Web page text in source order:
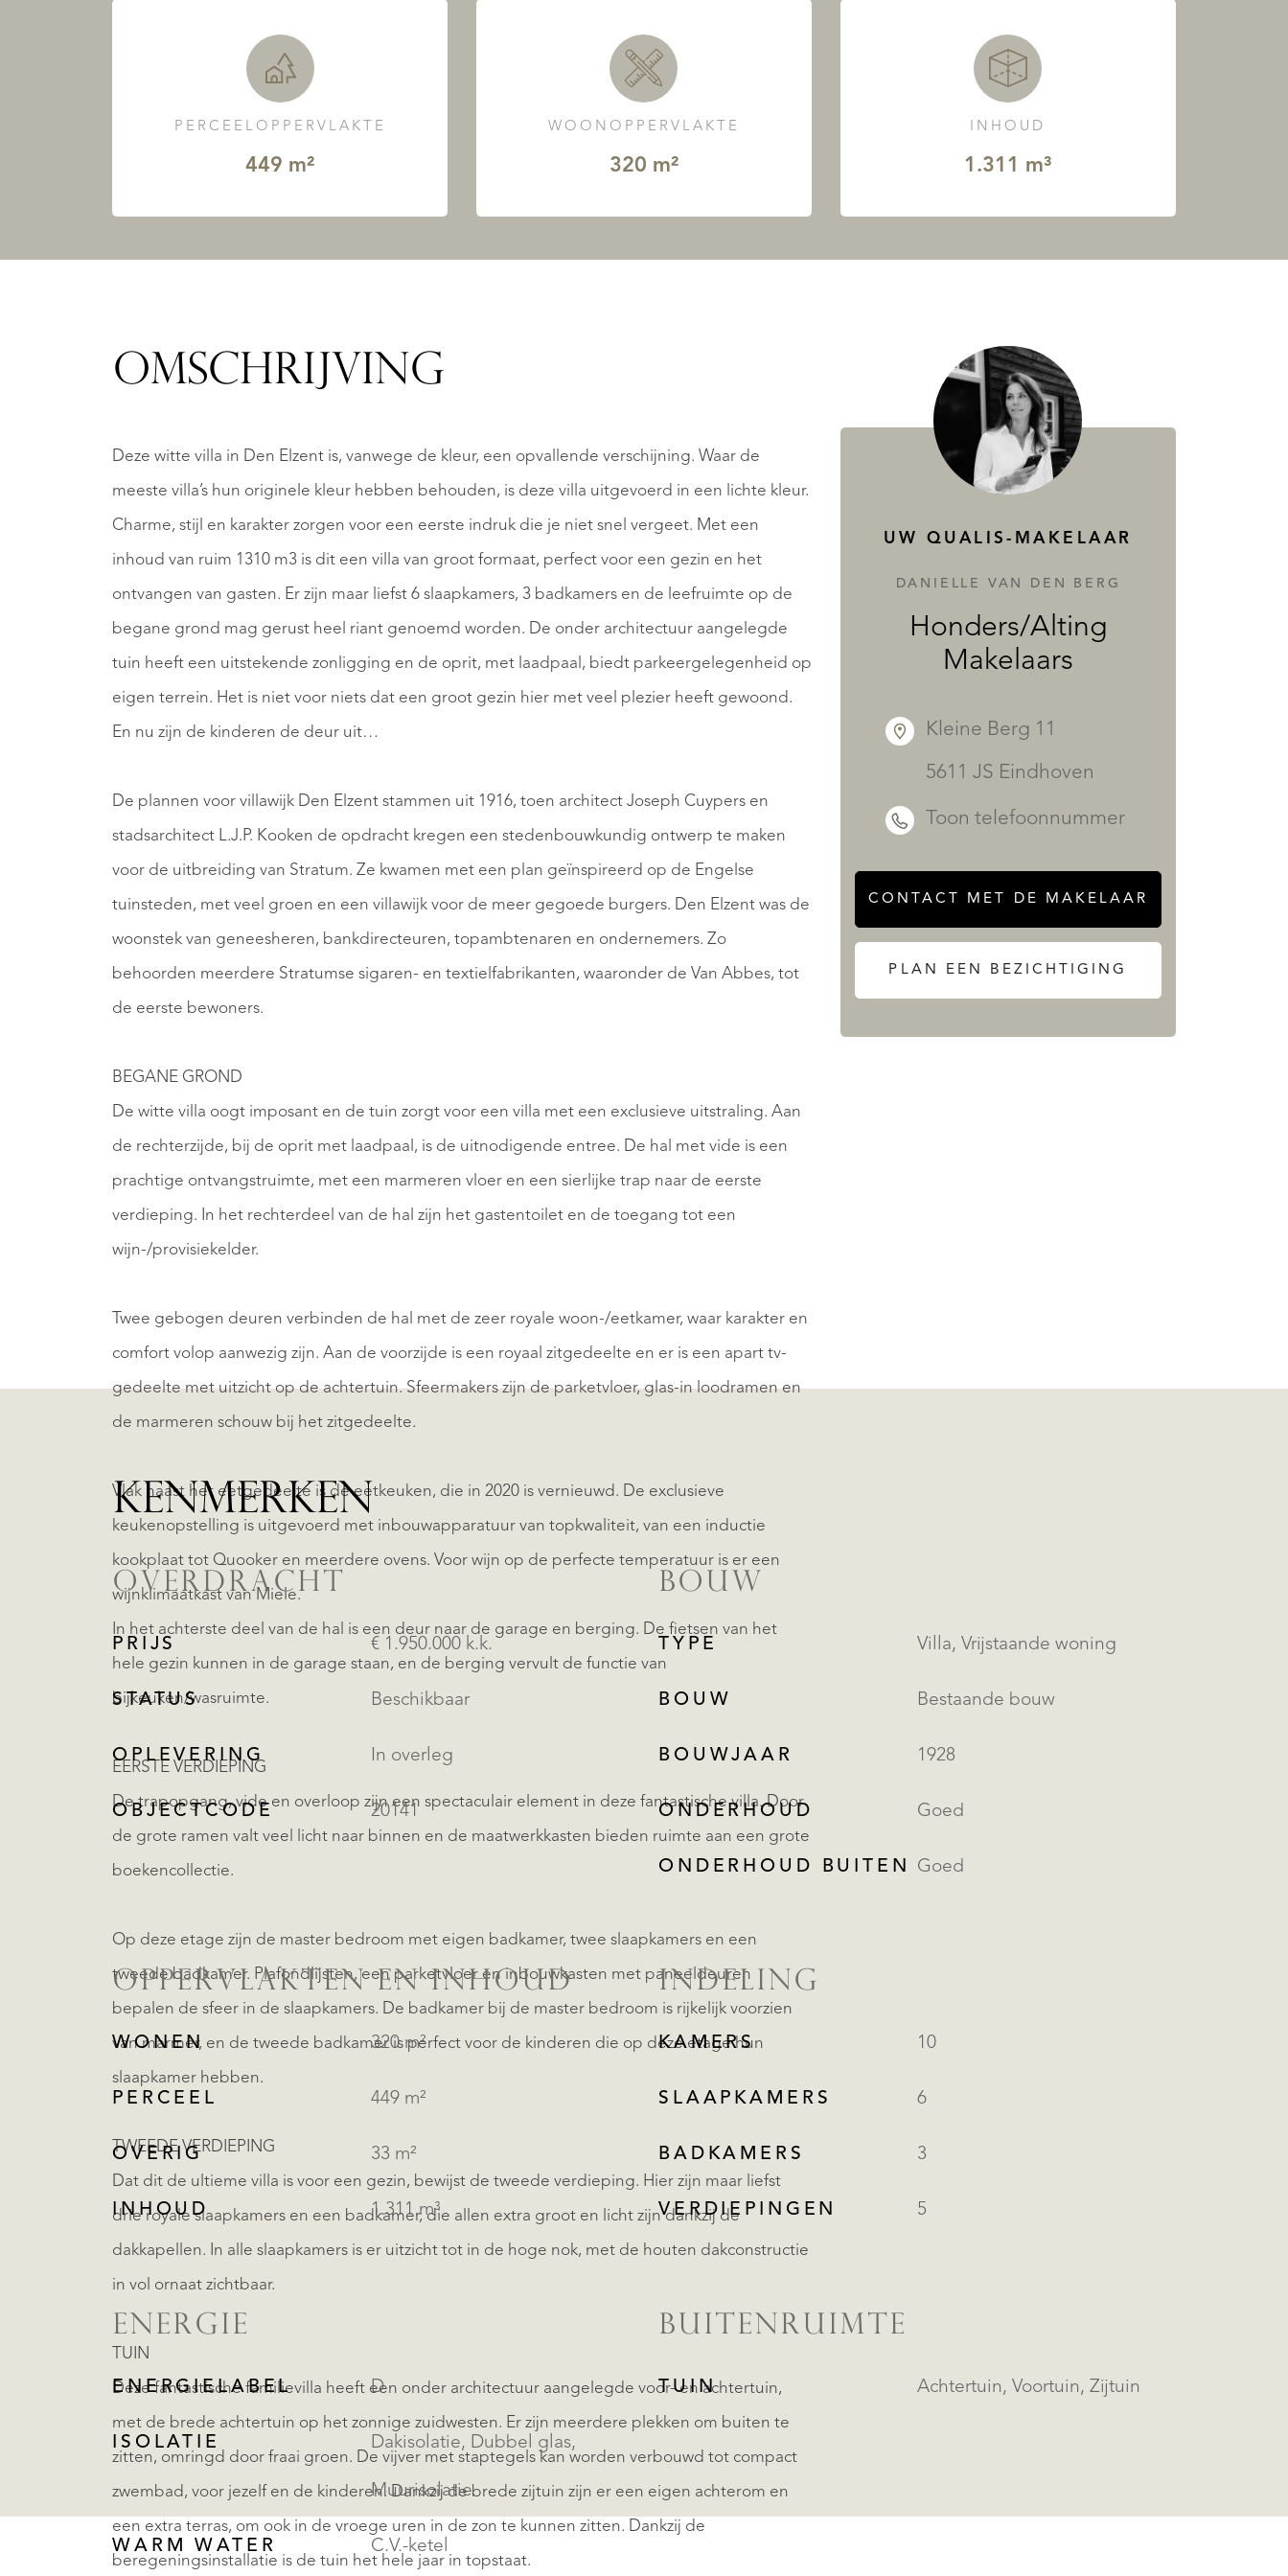
PERCEELOPPERVLAKTE
449 m²
WOONOPPERVLAKTE
320 m²
INHOUD
1.311 m³
OMSCHRIJVING
Deze witte villa in Den Elzent is, vanwege de kleur, een opvallende verschijning. Waar de
meeste villa’s hun originele kleur hebben behouden, is deze villa uitgevoerd in een lichte kleur.
Charme, stijl en karakter zorgen voor een eerste indruk die je niet snel vergeet. Met een
inhoud van ruim 1310 m3 is dit een villa van groot formaat, perfect voor een gezin en het
ontvangen van gasten. Er zijn maar liefst 6 slaapkamers, 3 badkamers en de leefruimte op de
begane grond mag gerust heel riant genoemd worden. De onder architectuur aangelegde
tuin heeft een uitstekende zonligging en de oprit, met laadpaal, biedt parkeergelegenheid op
eigen terrein. Het is niet voor niets dat een groot gezin hier met veel plezier heeft gewoond.
En nu zijn de kinderen de deur uit…
De plannen voor villawijk Den Elzent stammen uit 1916, toen architect Joseph Cuypers en
stadsarchitect L.J.P. Kooken de opdracht kregen een stedenbouwkundig ontwerp te maken
voor de uitbreiding van Stratum. Ze kwamen met een plan geïnspireerd op de Engelse
tuinsteden, met veel groen en een villawijk voor de meer gegoede burgers. Den Elzent was de
woonstek van geneesheren, bankdirecteuren, topambtenaren en ondernemers. Zo
behoorden meerdere Stratumse sigaren- en textielfabrikanten, waaronder de Van Abbes, tot
de eerste bewoners.
BEGANE GROND
De witte villa oogt imposant en de tuin zorgt voor een villa met een exclusieve uitstraling. Aan
de rechterzijde, bij de oprit met laadpaal, is de uitnodigende entree. De hal met vide is een
prachtige ontvangstruimte, met een marmeren vloer en een sierlijke trap naar de eerste
verdieping. In het rechterdeel van de hal zijn het gastentoilet en de toegang tot een
wijn-/provisiekelder.
Twee gebogen deuren verbinden de hal met de zeer royale woon-/eetkamer, waar karakter en
comfort volop aanwezig zijn. Aan de voorzijde is een royaal zitgedeelte en er is een apart tv-
gedeelte met uitzicht op de achtertuin. Sfeermakers zijn de parketvloer, glas-in loodramen en
de marmeren schouw bij het zitgedeelte.
Vlak naast het eetgedeelte is de eetkeuken, die in 2020 is vernieuwd. De exclusieve
keukenopstelling is uitgevoerd met inbouwapparatuur van topkwaliteit, van een inductie
kookplaat tot Quooker en meerdere ovens. Voor wijn op de perfecte temperatuur is er een
wijnklimaatkast van Miele.
In het achterste deel van de hal is een deur naar de garage en berging. De fietsen van het
hele gezin kunnen in de garage staan, en de berging vervult de functie van
bijkeuken/wasruimte.
EERSTE VERDIEPING
De trapopgang, vide en overloop zijn een spectaculair element in deze fantastische villa. Door
de grote ramen valt veel licht naar binnen en de maatwerkkasten bieden ruimte aan een grote
boekencollectie.
Op deze etage zijn de master bedroom met eigen badkamer, twee slaapkamers en een
tweede badkamer. Plafondlijsten, een parketvloer en inbouwkasten met paneeldeuren
bepalen de sfeer in de slaapkamers. De badkamer bij de master bedroom is rijkelijk voorzien
van marmer, en de tweede badkamer is perfect voor de kinderen die op deze etage hun
slaapkamer hebben.
TWEEDE VERDIEPING
Dat dit de ultieme villa is voor een gezin, bewijst de tweede verdieping. Hier zijn maar liefst
drie royale slaapkamers en een badkamer, die allen extra groot en licht zijn dankzij de
dakkapellen. In alle slaapkamers is er uitzicht tot in de hoge nok, met de houten dakconstructie
in vol ornaat zichtbaar.
TUIN
Deze fantastische familievilla heeft een onder architectuur aangelegde voor- en achtertuin,
met de brede achtertuin op het zonnige zuidwesten. Er zijn meerdere plekken om buiten te
zitten, omringd door fraai groen. De vijver met staptegels kan worden verbouwd tot compact
zwembad, voor jezelf en de kinderen. Dankzij de brede zijtuin zijn er een eigen achterom en
een extra terras, om ook in de vroege uren in de zon te kunnen zitten. Dankzij de
beregeningsinstallatie is de tuin het hele jaar in topstaat.
UW QUALIS-MAKELAAR
DANIELLE VAN DEN BERG
Honders/Alting
Makelaars
Kleine Berg 11
5611 JS Eindhoven
Toon telefoonnummer
CONTACT MET DE MAKELAAR
PLAN EEN BEZICHTIGING
KENMERKEN
OVERDRACHT
PRIJS € 1.950.000 k.k.
STATUS Beschikbaar
OPLEVERING In overleg
OBJECTCODE 20141
BOUW
TYPE Villa, Vrijstaande woning
BOUW Bestaande bouw
BOUWJAAR 1928
ONDERHOUD Goed
ONDERHOUD BUITEN Goed
OPPERVLAKTEN EN INHOUD
WONEN 320 m²
PERCEEL 449 m²
OVERIG 33 m²
INHOUD 1.311 m³
INDELING
KAMERS 10
SLAAPKAMERS 6
BADKAMERS 3
VERDIEPINGEN 5
ENERGIE
ENERGIELABEL D
ISOLATIE Dakisolatie, Dubbel glas,
Muurisolatie
WARM WATER C.V.-ketel
BUITENRUIMTE
TUIN Achtertuin, Voortuin, Zijtuin
AANBOD DIENSTEN